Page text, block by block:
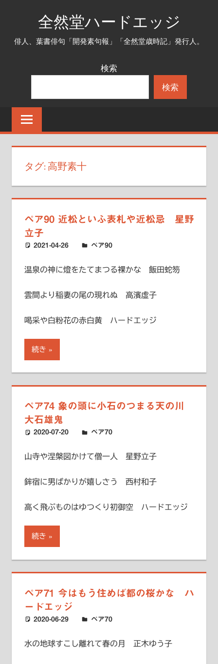
プ
全然堂ハードエッジ
俳人、葉書俳句「開発素句報」「全然堂歳時記」発行人。
検索
検索
タグ:高野素十
ペア90 近松といふ表札や近松忌 星野
立子
2021-04-26 ハードエッジ
ペア90
温泉の神に燈をたてまつる裸かな 飯田蛇笏
雲間より稲妻の尾の現れぬ 高濱虚子
喝采や白粉花の赤白黄 ハードエッジ
続き
ペア74 象の頭に小石のつまる天の川
大石雄鬼
2020-07-20 ハードエッジ
ペア70
山寺や涅槃図かけて僧一人 星野立子
鉾宿に男ばかりが嬉しさう 西村和子
高く飛ぶものはゆつくり初御空 ハードエッジ
続き
ペア71 今はもう住めば都の桜かな ハ
ードエッジ
2020-06-29 ハードエッジ
ペア70
水の地球すこし離れて春の月 正木ゆう子